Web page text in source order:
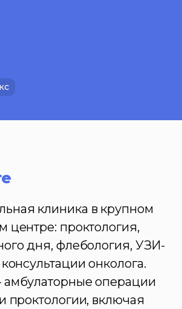
клиника в крупном
центре: проктология,
дня, флебология, УЗИ-
онколога.
операции
проктологии, включая